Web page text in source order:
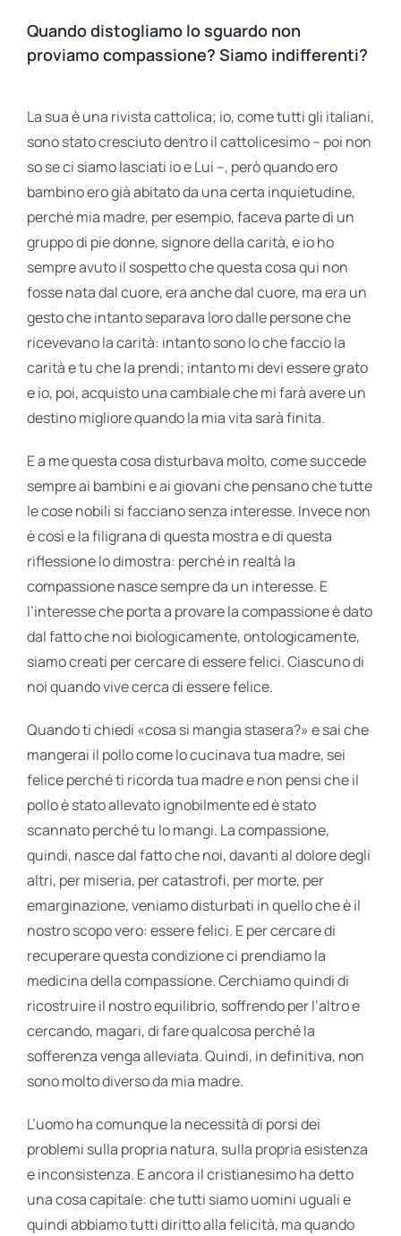
Quando distogliamo lo sguardo non
proviamo compassione? Siamo indifferenti?
La sua è una rivista cattolica; io, come tutti gli italiani,
sono stato cresciuto dentro il cattolicesimo – poi non
so se ci siamo lasciati io e Lui –, però quando ero
bambino ero già abitato da una certa inquietudine,
perché mia madre, per esempio, faceva parte di un
gruppo di pie donne, signore della carità, e io ho
sempre avuto il sospetto che questa cosa qui non
fosse nata dal cuore, era anche dal cuore, ma era un
gesto che intanto separava loro dalle persone che
ricevevano la carità: intanto sono Io che faccio la
carità e tu che la prendi; intanto mi devi essere grato
e io, poi, acquisto una cambiale che mi farà avere un
destino migliore quando la mia vita sarà finita.
E a me questa cosa disturbava molto, come succede
sempre ai bambini e ai giovani che pensano che tutte
le cose nobili si facciano senza interesse. Invece non
è così e la filigrana di questa mostra e di questa
riflessione lo dimostra: perché in realtà la
compassione nasce sempre da un interesse. E
l’interesse che porta a provare la compassione è dato
dal fatto che noi biologicamente, ontologicamente,
siamo creati per cercare di essere felici. Ciascuno di
noi quando vive cerca di essere felice.
Quando ti chiedi «cosa si mangia stasera?» e sai che
mangerai il pollo come lo cucinava tua madre, sei
felice perché ti ricorda tua madre e non pensi che il
pollo è stato allevato ignobilmente ed è stato
scannato perché tu lo mangi. La compassione,
quindi, nasce dal fatto che noi, davanti al dolore degli
altri, per miseria, per catastrofi, per morte, per
emarginazione, veniamo disturbati in quello che è il
nostro scopo vero: essere felici. E per cercare di
recuperare questa condizione ci prendiamo la
medicina della compassione. Cerchiamo quindi di
ricostruire il nostro equilibrio, soffrendo per l’altro e
cercando, magari, di fare qualcosa perché la
sofferenza venga alleviata. Quindi, in definitiva, non
sono molto diverso da mia madre.
L’uomo ha comunque la necessità di porsi dei
problemi sulla propria natura, sulla propria esistenza
e inconsistenza. E ancora il cristianesimo ha detto
una cosa capitale: che tutti siamo uomini uguali e
quindi abbiamo tutti diritto alla felicità, ma quando